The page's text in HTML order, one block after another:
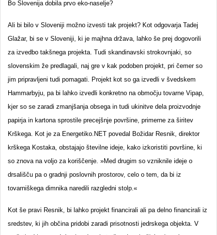
Bo Slovenija dobila prvo eko-naselje?
Ali bi bilo v Sloveniji možno izvesti tak projekt? Kot odgovarja Tadej
Glažar, bi se v Sloveniji, ki je majhna država, lahko še prej dogovorili
za izvedbo takšnega projekta. Tudi skandinavski strokovnjaki, so
slovenskim že predlagali, naj gre v kak podoben projekt, pri čemer so
jim pripravljeni tudi pomagati. Projekt kot so ga izvedli v švedskem
Hammarbyju, pa bi lahko izvedli konkretno na območju tovarne Vipap,
kjer so se zaradi zmanjšanja obsega in tudi ukinitve dela proizvodnje
papirja in kartona sprostile precejšnje površine, primerne za širitev
Krškega. Kot je za Energetiko.NET povedal Božidar Resnik, direktor
krškega Kostaka, obstajajo številne ideje, kako izkoristiti površine, ki
so znova na voljo za koriščenje. »Med drugim so vzniknile ideje o
drsališču pa o gradnji poslovnih prostorov, celo o tem, da bi iz
tovarniškega dimnika naredili razgledni stolp.«
Kot še pravi Resnik, bi lahko projekt financirali ali pa delno financirali iz
sredstev, ki jih občina pridobi zaradi prisotnosti jedrskega objekta. V